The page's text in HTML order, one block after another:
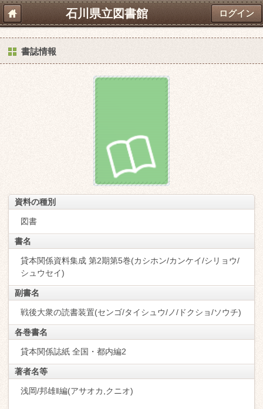
石川県立図書館 ログイン
書誌情報
資料の種別
図書
書名
貸本関係資料集成 第2期第5巻(カシホン/カンケイ/シリョウ/
シュウセイ)
副書名
戦後大衆の読書装置(センゴ/タイシュウ/ノ/ドクショ/ソウチ)
各巻書名
貸本関係誌紙 全国・都内編2
著者名等
浅岡/邦雄‖編(アサオカ,クニオ)